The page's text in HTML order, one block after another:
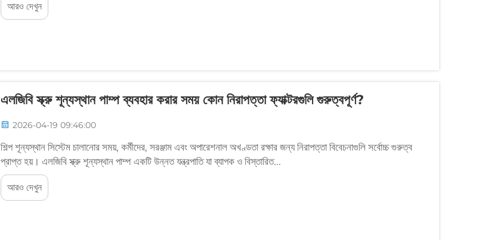
আরও দেখুন
এলজিবি স্ক্রু শূন্যস্থান পাম্প ব্যবহার করার সময় কোন নিরাপত্তা ফ্যাক্টরগুলি গুরুত্বপূর্ণ?
2026-04-19 09:46:00
শিল্প শূন্যস্থান সিস্টেম চালানোর সময়, কর্মীদের, সরঞ্জাম এবং অপারেশনাল অখণ্ডতা রক্ষার জন্য নিরাপত্তা বিবেচনাগুলি সর্বোচ্চ গুরুত্ব
প্রাপ্ত হয়। এলজিবি স্ক্রু শূন্যস্থান পাম্প একটি উন্নত যন্ত্রপাতি যা ব্যাপক ও বিস্তারিত...
আরও দেখুন